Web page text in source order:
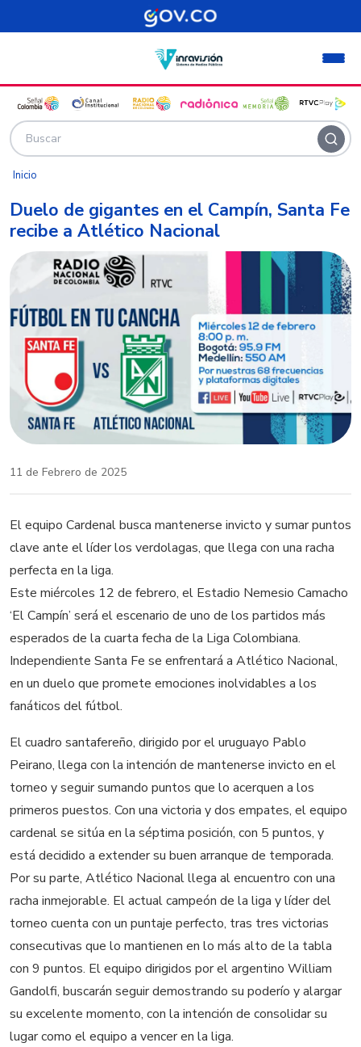
Pasar al contenido principal
Inicio
Duelo de gigantes en el Campín, Santa Fe
recibe a Atlético Nacional
11 de Febrero de 2025
El equipo Cardenal busca mantenerse invicto y sumar puntos
clave ante el líder los verdolagas, que llega con una racha
perfecta en la liga.
Este miércoles 12 de febrero, el Estadio Nemesio Camacho
‘El Campín’ será el escenario de uno de los partidos más
esperados de la cuarta fecha de la Liga Colombiana.
Independiente Santa Fe se enfrentará a Atlético Nacional,
en un duelo que promete emociones inolvidables a los
fanáticos del fútbol.
El cuadro santafereño, dirigido por el uruguayo Pablo
Peirano, llega con la intención de mantenerse invicto en el
torneo y seguir sumando puntos que lo acerquen a los
primeros puestos. Con una victoria y dos empates, el equipo
cardenal se sitúa en la séptima posición, con 5 puntos, y
está decidido a extender su buen arranque de temporada.
Por su parte, Atlético Nacional llega al encuentro con una
racha inmejorable. El actual campeón de la liga y líder del
torneo cuenta con un puntaje perfecto, tras tres victorias
consecutivas que lo mantienen en lo más alto de la tabla
con 9 puntos. El equipo dirigidos por el argentino William
Gandolfi, buscarán seguir demostrando su poderío y alargar
su excelente momento, con la intención de consolidar su
lugar como el equipo a vencer en la liga.